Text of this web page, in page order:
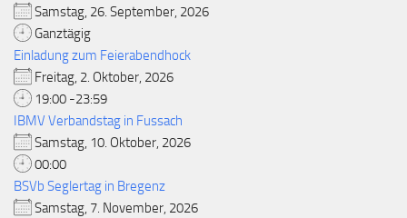
Samstag, 26. September, 2026
Ganztägig
Einladung zum Feierabendhock
Freitag, 2. Oktober, 2026
19:00 -23:59
IBMV Verbandstag in Fussach
Samstag, 10. Oktober, 2026
00:00
BSVb Seglertag in Bregenz
Samstag, 7. November, 2026